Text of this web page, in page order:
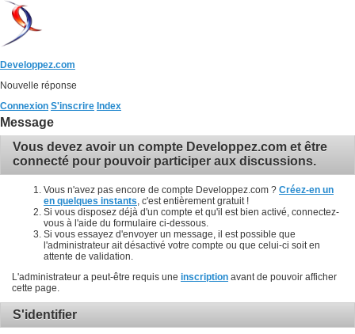
Developpez.com
Nouvelle réponse
Connexion S'inscrire Index
Message
Vous devez avoir un compte Developpez.com et être
connecté pour pouvoir participer aux discussions.
Vous n'avez pas encore de compte Developpez.com ? Créez-en un
en quelques instants , c'est entièrement gratuit !
Si vous disposez déjà d'un compte et qu'il est bien activé, connectez-
vous à l'aide du formulaire ci-dessous.
Si vous essayez d'envoyer un message, il est possible que
l'administrateur ait désactivé votre compte ou que celui-ci soit en
attente de validation.
L'administrateur a peut-être requis une inscription avant de pouvoir afficher
cette page.
S'identifier